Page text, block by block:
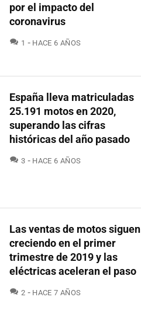
por el impacto del
coronavirus
1 COMENTARIOS
HACE 6 AÑOS
España lleva matriculadas
25.191 motos en 2020,
superando las cifras
históricas del año pasado
3 COMENTARIOS
HACE 6 AÑOS
Las ventas de motos siguen
creciendo en el primer
trimestre de 2019 y las
eléctricas aceleran el paso
2 COMENTARIOS
HACE 7 AÑOS